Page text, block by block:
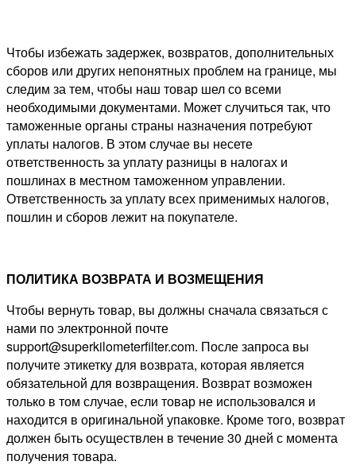
Чтобы избежать задержек, возвратов, дополнительных
сборов или других непонятных проблем на границе, мы
следим за тем, чтобы наш товар шел со всеми
необходимыми документами. Может случиться так, что
таможенные органы страны назначения потребуют
уплаты налогов. В этом случае вы несете
ответственность за уплату разницы в налогах и
пошлинах в местном таможенном управлении.
Ответственность за уплату всех применимых налогов,
пошлин и сборов лежит на покупателе.
ПОЛИТИКА ВОЗВРАТА И ВОЗМЕЩЕНИЯ
Чтобы вернуть товар, вы должны сначала связаться с
нами по электронной почте
support@superkilometerfilter.com. После запроса вы
получите этикетку для возврата, которая является
обязательной для возвращения. Возврат возможен
только в том случае, если товар не использовался и
находится в оригинальной упаковке. Кроме того, возврат
должен быть осуществлен в течение 30 дней с момента
получения товара.